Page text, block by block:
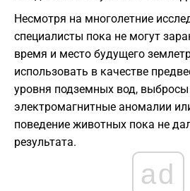
Несмотря на многолетние
специалисты пока не могут
время и место будущего
использовать в качестве
уровня подземных вод, выбросы
электромагнитные аномалии
поведение животных пока не
результата.
ad